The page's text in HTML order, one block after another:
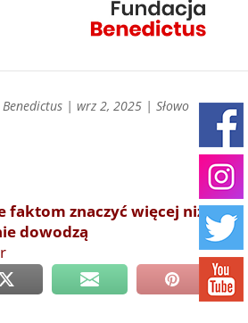
Benedictus| wrz 2, 2025| Słowo
faktom znaczyć więcej niż
dowodzą